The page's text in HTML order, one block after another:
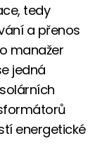
tedy
a přenos
manažer
jedná
energetické